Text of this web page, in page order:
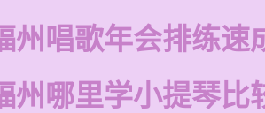
州唱歌年会排练速
州哪里学小提琴比